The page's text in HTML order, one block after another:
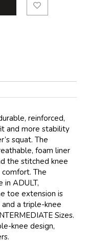
reinforced,
and more stability
squat. The
foam liner
the stitched knee
The
ADULT,
toe extension is
and a triple-knee
Sizes.
knee design,